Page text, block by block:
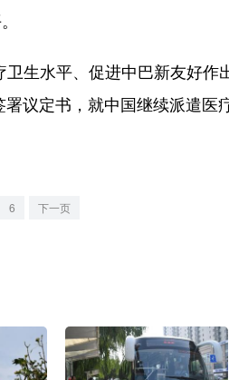
水平、促进中巴新友好作
议定书，就中国继续派遣医
6 下一页